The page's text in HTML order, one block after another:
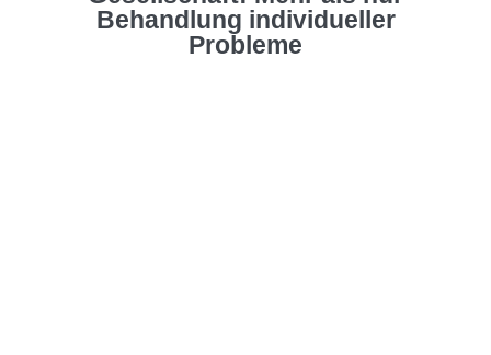
Behandlung individueller
Probleme